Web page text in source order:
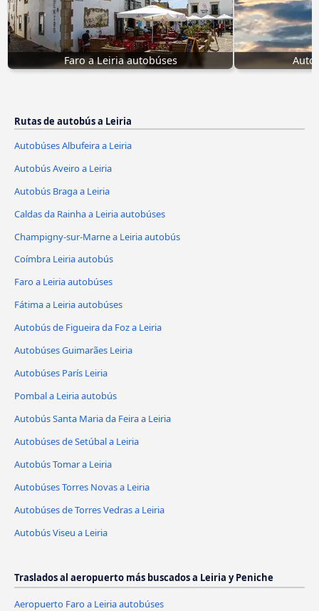
Faro a Leiria autobúses
Rutas de autobús a Leiria
Autobúses Albufeira a Leiria
Autobús Aveiro a Leiria
Autobús Braga a Leiria
Caldas da Rainha a Leiria autobúses
Champigny-sur-Marne a Leiria autobús
Coímbra Leiria autobús
Faro a Leiria autobúses
Fátima a Leiria autobúses
Autobús de Figueira da Foz a Leiria
Autobúses Guimarães Leiria
Autobúses París Leiria
Pombal a Leiria autobús
Autobús Santa Maria da Feira a Leiria
Autobúses de Setúbal a Leiria
Autobús Tomar a Leiria
Autobúses Torres Novas a Leiria
Autobúses de Torres Vedras a Leiria
Autobús Viseu a Leiria
Traslados al aeropuerto más buscados a Leiria y Peniche
Aeropuerto Faro a Leiria autobúses